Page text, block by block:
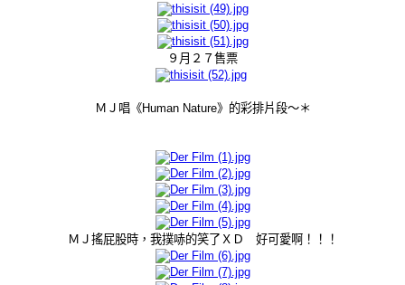
９月２７售票
ＭＪ唱《Human Nature》的彩排片段～＊
ＭＪ搖屁股時，我撲哧的笑了ＸＤ 好可愛啊！！！